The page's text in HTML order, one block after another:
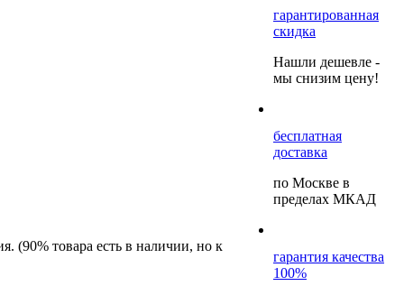
(90% товара есть в наличии, но к
гарантированная
скидка
Нашли дешевле -
мы снизим цену!
бесплатная
доставка
по Москве в
пределах МКАД
гарантия качества
100%